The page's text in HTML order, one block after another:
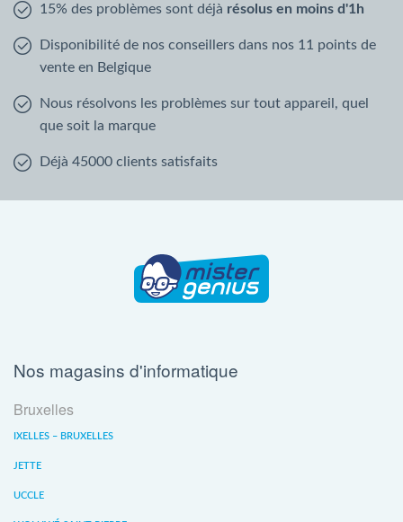
15% des problèmes sont déjà résolus en moins d'1h
Disponibilité de nos conseillers dans nos 11 points de
vente en Belgique
Nous résolvons les problèmes sur tout appareil, quel
que soit la marque
Déjà 45000 clients satisfaits
Nos magasins d'informatique
Bruxelles
IXELLES – BRUXELLES
JETTE
UCCLE